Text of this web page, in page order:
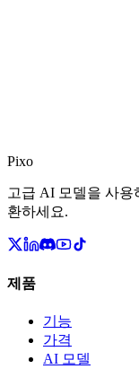
Pixo
고급 AI 모델을 사용
환하세요.
제품
기능
가격
AI 모델